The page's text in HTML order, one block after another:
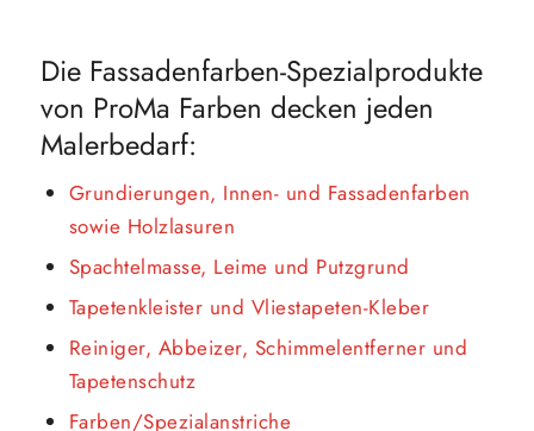
Die Fassadenfarben-Spezialprodukte
von ProMa Farben decken jeden
Malerbedarf:
Grundierungen, Innen- und Fassadenfarben
sowie Holzlasuren
Spachtelmasse, Leime und Putzgrund
Tapetenkleister und Vliestapeten-Kleber
Reiniger, Abbeizer, Schimmelentferner und
Tapetenschutz
Farben/Spezialanstriche